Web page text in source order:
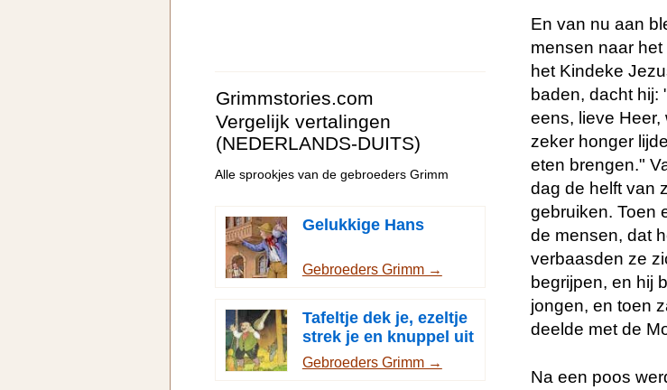
Grimmstories.com
Vergelijk vertalingen
(NEDERLANDS-DUITS)
Alle sprookjes van de gebroeders Grimm
Gelukkige Hans
Gebroeders Grimm →
Tafeltje dek je, ezeltje
strek je en knuppel uit
de zak
Gebroeders Grimm →
En van nu aan
mensen naar
het Kindeke
baden, dacht hij:
eens, lieve Heer,
zeker honger
eten brengen."
dag de helft van
gebruiken. Toen
de mensen, dat
verbaasden ze
begrijpen, en hij
jongen, en toen
deelde met de
Na een poos